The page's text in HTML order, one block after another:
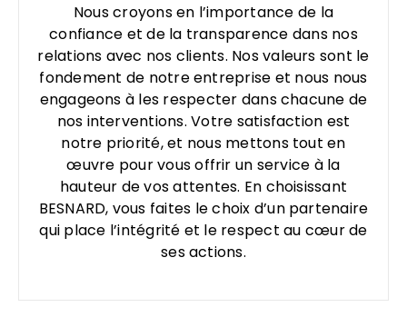
Nous croyons en l’importance de la
confiance et de la transparence dans nos
relations avec nos clients. Nos valeurs sont le
fondement de notre entreprise et nous nous
engageons à les respecter dans chacune de
nos interventions. Votre satisfaction est
notre priorité, et nous mettons tout en
œuvre pour vous offrir un service à la
hauteur de vos attentes. En choisissant
BESNARD, vous faites le choix d’un partenaire
qui place l’intégrité et le respect au cœur de
ses actions.